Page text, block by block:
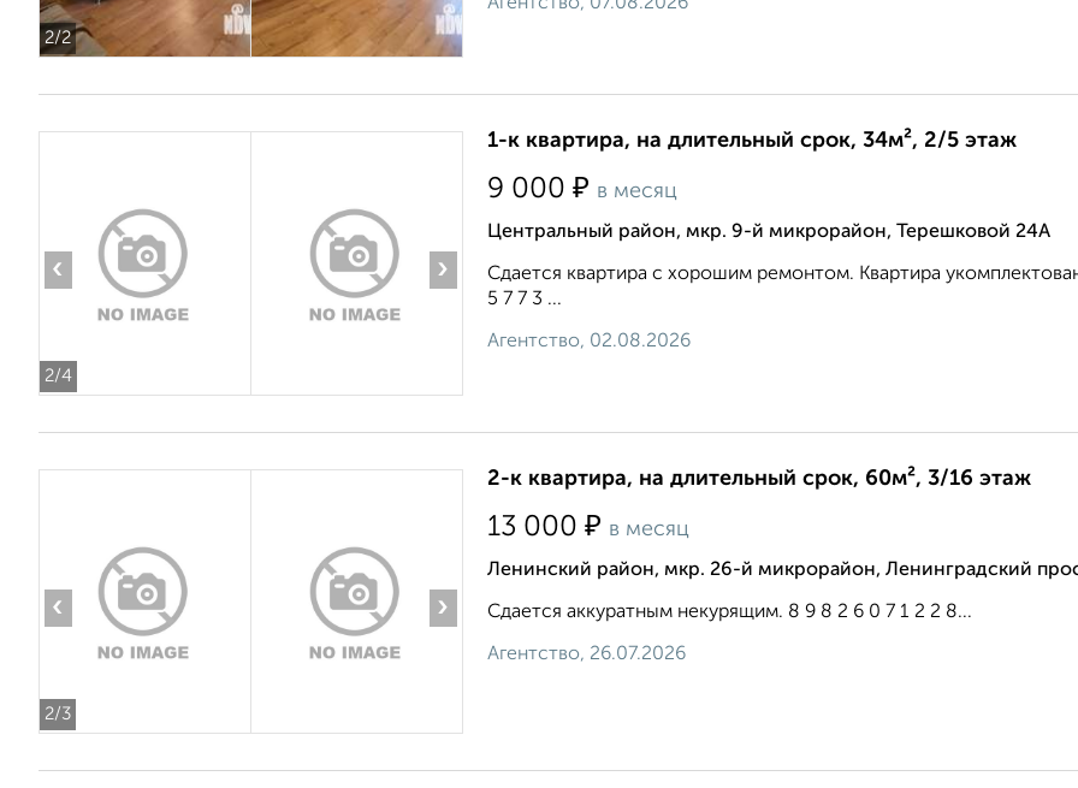
2/2
Агентство, 07.08.2026
2/4
‹ ›
1-к квартира, на длительный срок, 34м², 2/5 этаж
9 000 ₽ в месяц
Центральный район, мкр. 9-й микрорайон, Терешковой 24А
Сдается квартира с хорошим ремонтом. Квартира
5 7 7 3 ...
Агентство, 02.08.2026
2/3
‹ ›
2-к квартира, на длительный срок, 60м², 3/16 этаж
13 000 ₽ в месяц
Ленинский район, мкр. 26-й микрорайон, Ленинградский
Сдается аккуратным некурящим. 8 9 8 2 6 0 7 1 2 2 8...
Агентство, 26.07.2026